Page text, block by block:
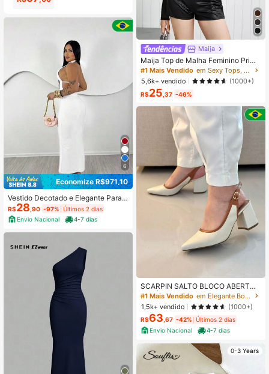
6
Economize R$971,10
Vestido Decotado e Elegante Para F
esta e Eventos no Verão Tecido Sup
lex Vestido com Costas Aberta
R$28 ,90 -97% Últimos 2 dias
Envio Nacional
4-7 dias
Maija
Maija Top de Malha Feminino Prima
vera & Verão 2026, Adequado para
Convidada de Casamento, Anfitriã,
Encontro, Festa, Concerto,
#1 Mais Vendido
em Sexy Tops, blusas e camisetas femininas
5,6k+ vendido
(1000+)
R$25 ,37 -46%
SCARPIN SALTO BLOCO ABERTO
ATRÁS BRANCO SIMPLES
#1 Mais Vendido
em Elegante Bombas Femininas
1,5k+ vendido
(1000+)
R$63,67 -42% Últimos 2 dias
Envio Nacional
4-7 dias
0-3 Years